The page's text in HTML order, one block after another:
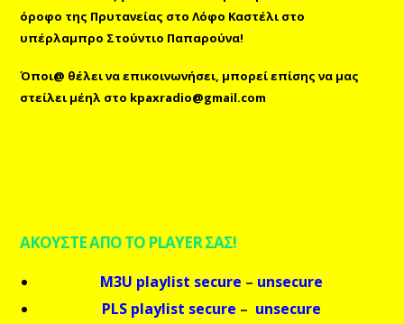
όροφο της Πρυτανείας στο Λόφο Καστέλι στο
υπέρλαμπρο Στούντιο Παπαρούνα!
Όποι@ θέλει να επικοινωνήσει, μπορεί επίσηςνα μας
στείλει μέηλ στο kpaxradio@gmail.com
ΑΚΟΥΣΤΕ ΑΠΟ ΤΟ PLAYER ΣΑΣ!
M3U playlist secure – unsecure
PLS playlist secure – unsecure